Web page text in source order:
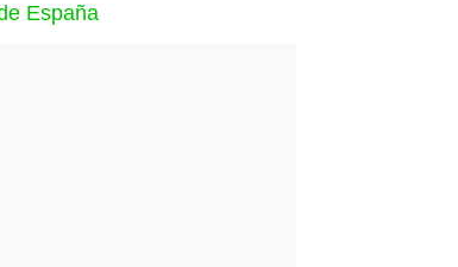
España